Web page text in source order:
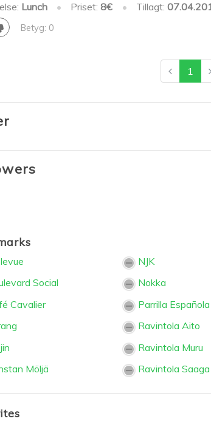
Lunch • Priset:8€ • Tillagt:
Betyg: 0
1
Social
Cavalier
Möljä
NJK
Nokka
Parrilla Española
Ravintola Aito
Ravintola Muru
Ravintola Saaga